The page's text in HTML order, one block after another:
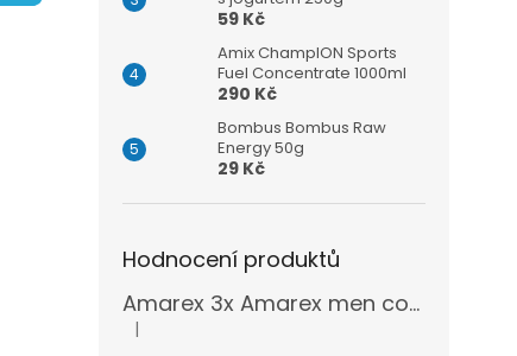
59 Kč
Amix ChampION Sports
Fuel Concentrate 1000ml
290 Kč
Bombus Bombus Raw
Energy 50g
29 Kč
Hodnocení produktů
Amarex 3x Amarex men complex 120 kapslí
Hodnocení produktu je 5 z 5 hvězdiček.
|